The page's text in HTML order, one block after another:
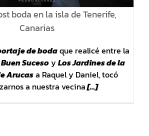
boda en la isla de Tenerife,
Canarias
de bodaque realicé entre la
Sucesoy Los Jardines de la
Arucasa Raquel y Daniel, tocó
a nuestra vecina[…]